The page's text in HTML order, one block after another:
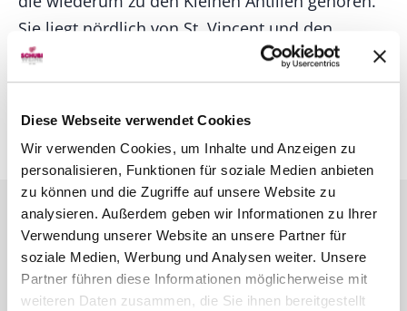
Diese Webseite verwendet Cookies
Wir verwenden Cookies, um Inhalte und Anzeigen zu
personalisieren, Funktionen für soziale Medien anbieten
zu können und die Zugriffe auf unsere Website zu
analysieren. Außerdem geben wir Informationen zu Ihrer
Verwendung unserer Website an unsere Partner für
soziale Medien, Werbung und Analysen weiter. Unsere
Partner führen diese Informationen möglicherweise mit
weiteren Daten zusammen, die Sie ihnen bereitgestellt
Sie liegt nördlich von St. Vincent und den
Grenadinen und 33,2 km südlich von
Martinique. 146 km im Südosten befindet sich
Barbados. Hauptstadt und größte Stadt des
SCHUBI Weine